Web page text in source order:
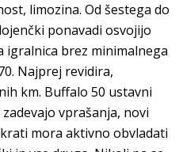
limozina. Od šestega do
ponavadi osvojijo
igralnica brez minimalnega
Najprej revidira,
km. Buffalo 50 ustavni
vprašanja, novi
mora aktivno obvladati